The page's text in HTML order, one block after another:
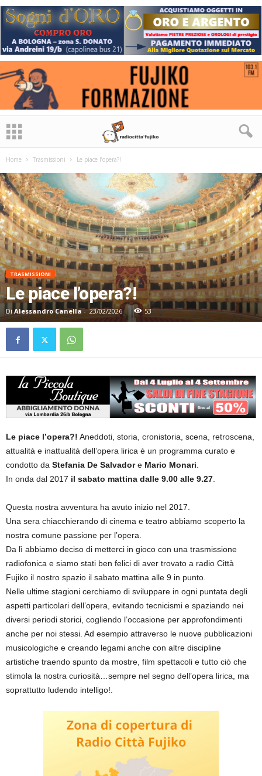
Home Trasmissioni Le piace l’opera?!
TRASMISSIONI
Le piace l’opera?!
Di Alessandro Canella- 23/02/2026 53
Le piace l’opera?! Aneddoti, storia, cronistoria, scena, retroscena,
attualità e inattualità dell’opera lirica è un programma curato e
condotto da Stefania De Salvadore Mario Monari.
In onda dal 2017 il sabato mattina dalle 9.00 alle 9.27.
Questa nostra avventura ha avuto inizio nel 2017.
Una sera chiacchierando di cinema e teatro abbiamo scoperto la
nostra comune passione per l’opera.
Da lì abbiamo deciso di metterci in gioco con una trasmissione
radiofonica e siamo stati ben felici di aver trovato a radio Città
Fujiko il nostro spazio il sabato mattina alle 9 in punto.
Nelle ultime stagioni cerchiamo di sviluppare in ogni puntata degli
aspetti particolari dell’opera, evitando tecnicismi e spaziando nei
diversi periodi storici, cogliendo l’occasione per approfondimenti
anche per noi stessi. Ad esempio attraverso le nuove pubblicazioni
musicologiche e creando legami anche con altre discipline
artistiche traendo spunto da mostre, film spettacoli e tutto ciò che
stimola la nostra curiosità…sempre nel segno dell’opera lirica, ma
soprattutto ludendo intelligo!.